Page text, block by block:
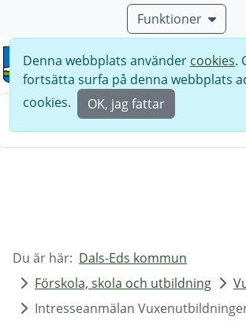
Funktioner
Denna webbplats använder cookies.
fortsätta surfa på denna webbplats
cookies.
OK, jag fattar
Du är här: Dals-Eds kommun
Förskola, skola och utbildning
Intresseanmälan